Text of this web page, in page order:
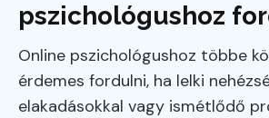
pszichológushoz
Online pszichológushoz többe
érdemes fordulni, ha lelki
elakadásokkal vagy ismétlődő